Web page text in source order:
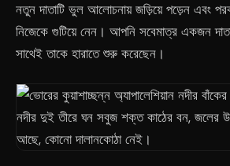
নতুন দাতাটি ভুল আলোচনায় জড়িয়ে পড়েন এবং
নিজেকে গুটিয়ে নেন। আপনি সবেমাত্র একজন
সাথেই তাকে হারাতে শুরু করেছেন।